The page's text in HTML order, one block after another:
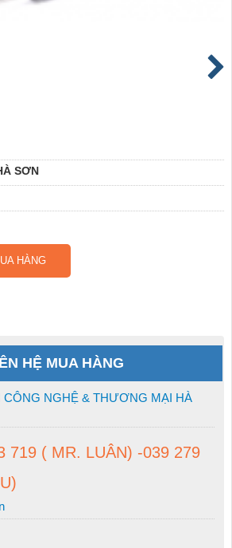
SƠN
HÀNG
HỆ MUA HÀNG
NGHỆ & THƯƠNG MẠI HÀ
719 ( MR. LUÂN) -039 279